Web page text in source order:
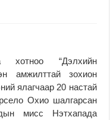
хотноо “Дэлхийн
амжилттай зохион
ялагчаар 20 настай
Охио шалгарсан
мисс Нэтхапада